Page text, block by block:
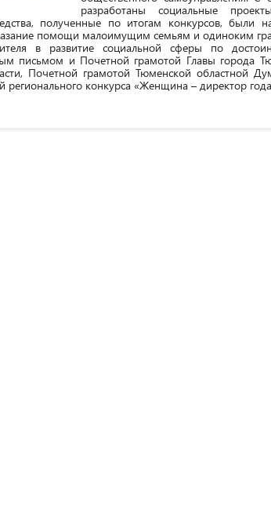
разработаны социальные
полученные по итогам конкурсов,
помощи малоимущим семьям и одиноким
в развитие социальной сферы по
письмом и Почетной грамотой Главы города
Почетной грамотой Тюменской областной
регионального конкурса «Женщина – директор